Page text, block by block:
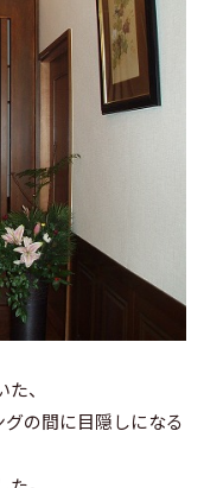
、
の間に目隠しになる